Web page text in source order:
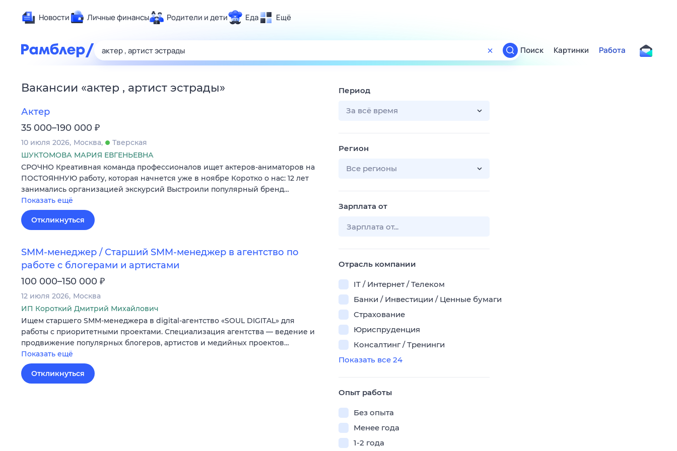
Новости Личные финансы Родители и дети Еда Ещё
Развлечения и отдых
Спорт
Сберегаем вместе
Гороскопы
Поиск
ТВ-программа
Поиск Картинки Работа
Вакансии «актер , артист эстрады»
Актер
35 000–190 000 ₽
10 июля 2026 Москва
Тверская
ШУКТОМОВА МАРИЯ ЕВГЕНЬЕВНА
СРОЧНО Креативная команда профессионалов ищет актеров-аниматоров на
ПОСТОЯННУЮ работу, которая начнется уже в ноябре Коротко о нас: 12 лет
занимались организацией экскурсий Выстроили популярный бренд…
Показать ещё
Откликнуться
SMM-менеджер / Старший SMM-менеджер в агентство по
работе с блогерами и артистами
100 000–150 000 ₽
12 июля 2026 Москва
ИП Короткий Дмитрий Михайлович
Ищем старшего SMM-менеджера в digital-агентство «SOUL DIGITAL» для
работы с приоритетными проектами. Специализация агентства — ведение и
продвижение популярных блогеров, артистов и медийных проектов…
Показать ещё
Откликнуться
Период
За всё время
Регион
Все регионы
Зарплата от
Отрасль компании
IT / Интернет / Телеком
Банки / Инвестиции / Ценные бумаги
Страхование
Юриспруденция
Консалтинг / Тренинги
Показать все 24
Опыт работы
Без опыта
Менее года
1-2 года